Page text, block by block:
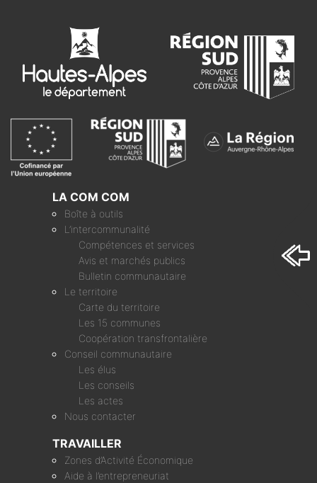
LA COM COM
Boîte à outils
L’intercommunalité
Compétences et services
Avis et marchés publics
Bulletin communautaire
Le territoire
Carte du territoire
Les 15 communes
Coopération transfrontalière
Conseil communautaire
Les élus
Les conseils
Les actes
Nous contacter
TRAVAILLER
Zones d’Activité Économique
Aide à l’entrepreneuriat